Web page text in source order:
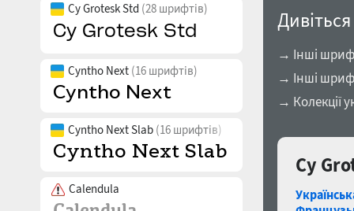
Cy Grotesk Std (28 шрифтів)
Cyntho Next (16 шрифтів)
Cyntho Next Slab (16 шрифтів)
Calendula
→ Інші
→ Інші
→ Колекції
Cy